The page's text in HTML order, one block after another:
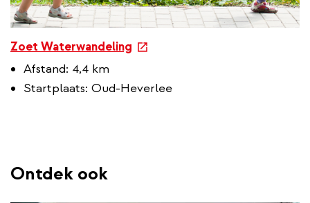
Zoet Waterwandeling
e
e
l
Afstand: 4,4 km
Startplaats: Oud-Heverlee
Ontdek ook